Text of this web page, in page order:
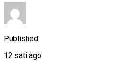
Published
12 sati ago